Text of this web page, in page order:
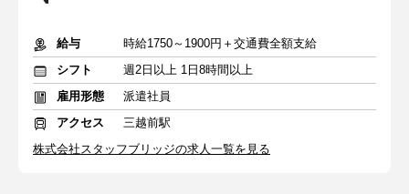
給与
時給1750～1900円＋交通費全額支給
シフト
週2日以上 1日8時間以上
雇用形態
派遣社員
アクセス
三越前駅
株式会社スタッフブリッジの求人一覧を見る